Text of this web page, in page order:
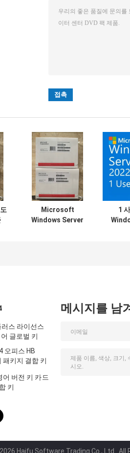
Microsoft
Windows Server
1
스 라이선스
글로벌 키
오피스 HB
키지 결합 키
어 버전 키 카드
키
메시지를 남
Haifu Software Trading Co., Ltd.. All